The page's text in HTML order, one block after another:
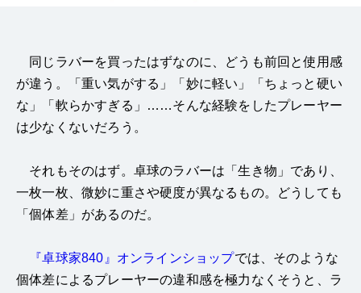
同じラバーを買ったはずなのに、どうも前回と使用感
が違う。「重い気がする」「妙に軽い」「ちょっと硬い
な」「軟らかすぎる」……そんな経験をしたプレーヤー
は少なくないだろう。
それもそのはず。卓球のラバーは「生き物」であり、
一枚一枚、微妙に重さや硬度が異なるもの。どうしても
「個体差」があるのだ。
『卓球家840』オンラインショップでは、そのような
個体差によるプレーヤーの違和感を極力なくそうと、ラ